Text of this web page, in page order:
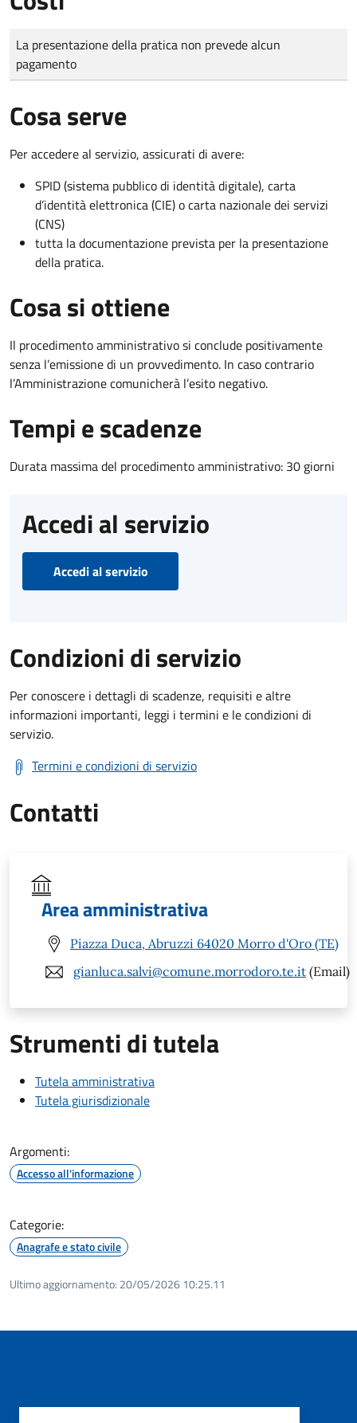
Tipo di pagamento
Importo
La presentazione della pratica non prevede alcun
pagamento
Cosa serve
Per accedere al servizio, assicurati di avere:
SPID (sistema pubblico di identità digitale), carta
d’identità elettronica (CIE) o carta nazionale dei servizi
(CNS)
tutta la documentazione prevista per la presentazione
della pratica.
Cosa si ottiene
Il procedimento amministrativo si conclude positivamente
senza l’emissione di un provvedimento. In caso contrario
l’Amministrazione comunicherà l’esito negativo.
Tempi e scadenze
Durata massima del procedimento amministrativo: 30 giorni
Accedi al servizio
Accedi al servizio
Condizioni di servizio
Per conoscere i dettagli di scadenze, requisiti e altre
informazioni importanti, leggi i termini e le condizioni di
servizio.
Termini e condizioni di servizio
Contatti
Area amministrativa
Piazza Duca, Abruzzi 64020 Morro d'Oro (TE)
gianluca.salvi@comune.morrodoro.te.it (Email)
Strumenti di tutela
Tutela amministrativa
Tutela giurisdizionale
Argomenti:
Accesso all'informazione
Categorie:
Anagrafe e stato civile
Ultimo aggiornamento: 20/05/2026 10:25.11